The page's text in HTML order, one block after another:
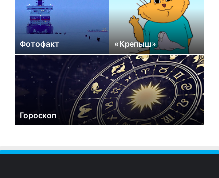
Фотофакт «Крепыш»
Гороскоп